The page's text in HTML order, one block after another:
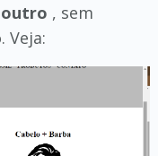
, sem
Veja: